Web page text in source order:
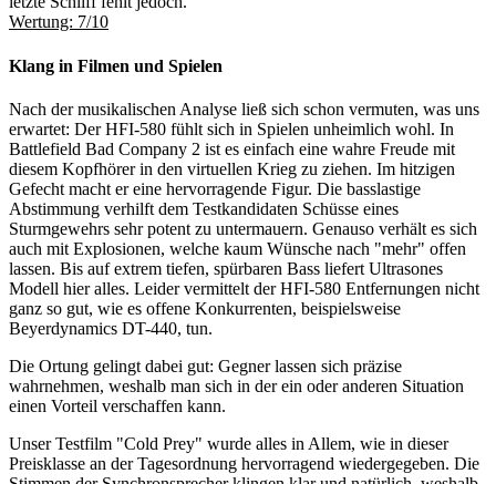
Wertung: 7/10
Klang in Filmen und Spielen
Nach der musikalischen Analyse ließ sich schon vermuten, was uns
erwartet: Der HFI-580 fühlt sich in Spielen unheimlich wohl. In
Battlefield Bad Company 2 ist es einfach eine wahre Freude mit
diesem Kopfhörer in den virtuellen Krieg zu ziehen. Im hitzigen
Gefecht macht er eine hervorragende Figur. Die basslastige
Abstimmung verhilft dem Testkandidaten Schüsse eines
Sturmgewehrs sehr potent zu untermauern. Genauso verhält es sich
auch mit Explosionen, welche kaum Wünsche nach "mehr" offen
lassen. Bis auf extrem tiefen, spürbaren Bass liefert Ultrasones
Modell hier alles. Leider vermittelt der HFI-580 Entfernungen nicht
ganz so gut, wie es offene Konkurrenten, beispielsweise
Beyerdynamics DT-440, tun.
Die Ortung gelingt dabei gut: Gegner lassen sich präzise
wahrnehmen, weshalb man sich in der ein oder anderen Situation
einen Vorteil verschaffen kann.
Unser Testfilm "Cold Prey" wurde alles in Allem, wie in dieser
Preisklasse an der Tagesordnung hervorragend wiedergegeben. Die